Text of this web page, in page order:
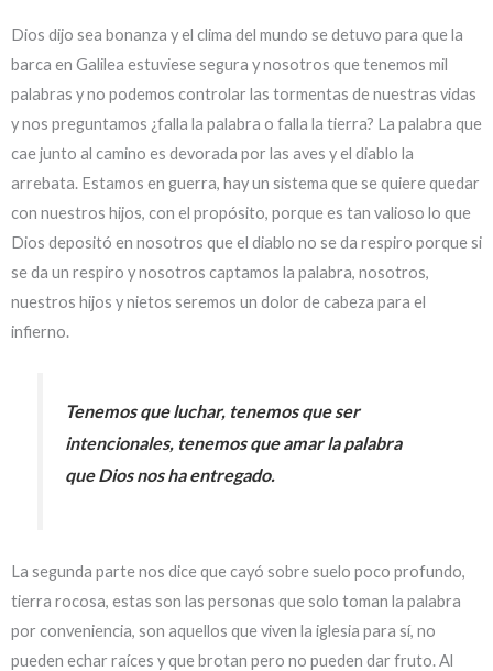
Dios dijo sea bonanza y el clima del mundo se detuvo para que la
barca en Galilea estuviese segura y nosotros que tenemos mil
palabras y no podemos controlar las tormentas de nuestras vidas
y nos preguntamos ¿falla la palabra o falla la tierra? La palabra que
cae junto al camino es devorada por las aves y el diablo la
arrebata. Estamos en guerra, hay un sistema que se quiere quedar
con nuestros hijos, con el propósito, porque es tan valioso lo que
Dios depositó en nosotros que el diablo no se da respiro porque si
se da un respiro y nosotros captamos la palabra, nosotros,
nuestros hijos y nietos seremos un dolor de cabeza para el
infierno.
Tenemos que luchar, tenemos que ser
intencionales, tenemos que amar la palabra
que Dios nos ha entregado.
La segunda parte nos dice que cayó sobre suelo poco profundo,
tierra rocosa, estas son las personas que solo toman la palabra
por conveniencia, son aquellos que viven la iglesia para sí, no
pueden echar raíces y que brotan pero no pueden dar fruto. Al